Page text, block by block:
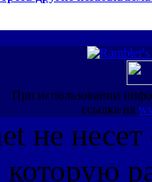
При использовании
ссылка на
не несет